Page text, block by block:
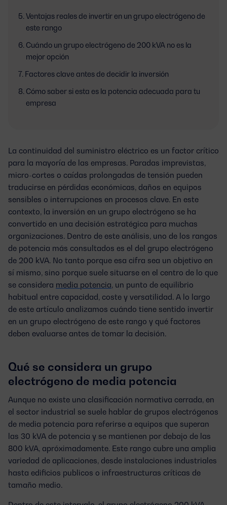
Ventajas reales de invertir en un grupo electrógeno de
este rango
Cuándo un grupo electrógeno de 200 kVA no es la
mejor opción
Factores clave antes de decidir la inversión
Cómo saber si esta es la potencia adecuada para tu
empresa
La continuidad del suministro eléctrico es un factor crítico
para la mayoría de las empresas. Paradas imprevistas,
micro-cortes o caídas prolongadas de tensión pueden
traducirse en pérdidas económicas, daños en equipos
sensibles o interrupciones en procesos clave. En este
contexto, la inversión en un grupo electrógeno se ha
convertido en una decisión estratégica para muchas
organizaciones. Dentro de este análisis, uno de los rangos
de potencia más consultados es el del grupo electrógeno
de 200 kVA . No tanto porque esa cifra sea un objetivo en
sí mismo, sino porque suele situarse en el centro de lo que
se considera media potencia , un punto de equilibrio
habitual entre capacidad, coste y versatilidad. A lo largo
de este artículo analizamos cuándo tiene sentido invertir
en un grupo electrógeno de este rango y qué factores
deben evaluarse antes de tomar la decisión.
Qué se considera un grupo
electrógeno de media potencia
Aunque no existe una clasificación normativa cerrada, en
el sector industrial se suele hablar de grupos electrógenos
de media potencia para referirse a equipos que superan
las 30 kVA de potencia y se mantienen por debajo de las
800 kVA, apróximadamente. Este rango cubre una amplia
variedad de aplicaciones, desde instalaciones industriales
hasta edificios publicos o infraestructuras críticas de
tamaño medio.